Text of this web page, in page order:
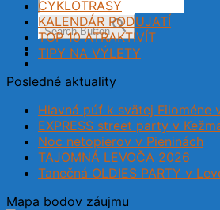
Search Button
CYKLOTRASY
KALENDÁR PODUJATÍ
TOP 10 ATRAKTIVÍT
TIPY NA VÝLETY
Posledné aktuality
Hlavná púť k svätej Filoméne
EXPRESS street party v
Noc netopierov v Pieninách
TAJOMNÁ LEVOČA 2026
Tanečná OLDIES PARTY v
Mapa bodov záujmu